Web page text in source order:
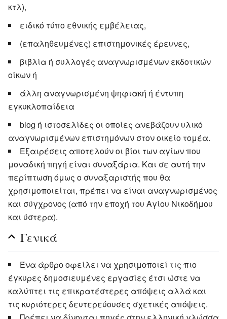
κτλ),
ειδικό τύπο εθνικής εμβέλειας,
(επαληθευμένες) επιστημονικές έρευνες,
βιβλία ή συλλογές αναγνωρισμένων εκδοτικών
οίκων ή
άλλη αναγνωρισμένη ψηφιακή ή έντυπη
εγκυκλοπαίδεια
blog ή ιστοσελίδες οι οποίες ανεβάζουν υλικό
αναγνωρισμένων επιστημόνων στον οικείο τομέα.
Εξαιρέσεις αποτελούν οι βίοι των αγίων που
μοναδική πηγή είναι συναξάρια. Και σε αυτή την
περίπτωση όμως ο συναξαριστής που θα
χρησιμοποιείται, πρέπει να είναι αναγνωρισμένος
και σύγχρονος (από την εποχή του Αγίου Νικοδήμου
και ύστερα).
Γενικά
Ένα άρθρο οφείλει να χρησιμοποιεί τις πιο
έγκυρες δημοσιευμένες εργασίες έτσι ώστε να
καλύπτει τις επικρατέστερες απόψεις αλλά και
τις κυριότερες δευτερεύουσες σχετικές απόψεις.